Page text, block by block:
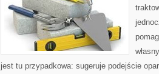
jest tu przypadkowa: sugeruje podejście